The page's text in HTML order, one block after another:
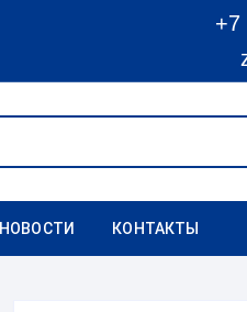
+7
НОВОСТИ КОНТАКТЫ